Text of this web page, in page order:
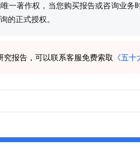
一著作权，当您购买报告或咨询业
的正式授权。
究报告，可以联系客服免费索取 《五